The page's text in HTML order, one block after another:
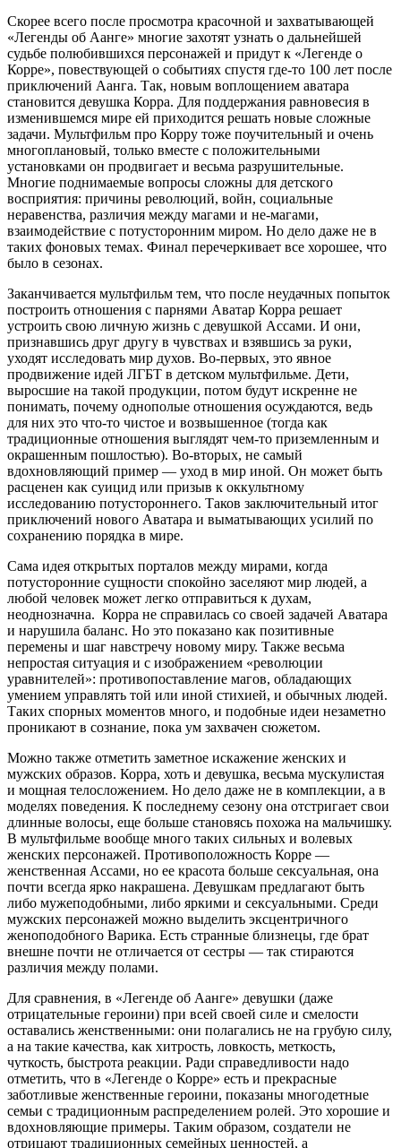
Скорее всего после просмотра красочной и захватывающей
«Легенды об Аанге» многие захотят узнать о дальнейшей
судьбе полюбившихся персонажей и придут к «Легенде о
Корре», повествующей о событиях спустя где-то 100 лет после
приключений Аанга. Так, новым воплощением аватара
становится девушка Корра. Для поддержания равновесия в
изменившемся мире ей приходится решать новые сложные
задачи. Мультфильм про Корру тоже поучительный и очень
многоплановый, только вместе с положительными
установками он продвигает и весьма разрушительные.
Многие поднимаемые вопросы сложны для детского
восприятия: причины революций, войн, социальные
неравенства, различия между магами и не-магами,
взаимодействие с потусторонним миром. Но дело даже не в
таких фоновых темах. Финал перечеркивает все хорошее, что
было в сезонах.
Заканчивается мультфильм тем, что после неудачных попыток
построить отношения с парнями Аватар Корра решает
устроить свою личную жизнь с девушкой Ассами. И они,
признавшись друг другу в чувствах и взявшись за руки,
уходят исследовать мир духов. Во-первых, это явное
продвижение идей ЛГБТ в детском мультфильме. Дети,
выросшие на такой продукции, потом будут искренне не
понимать, почему однополые отношения осуждаются, ведь
для них это что-то чистое и возвышенное (тогда как
традиционные отношения выглядят чем-то приземленным и
окрашенным пошлостью). Во-вторых, не самый
вдохновляющий пример — уход в мир иной. Он может быть
расценен как суицид или призыв к оккультному
исследованию потустороннего. Таков заключительный итог
приключений нового Аватара и выматывающих усилий по
сохранению порядка в мире.
Сама идея открытых порталов между мирами, когда
потусторонние сущности спокойно заселяют мир людей, а
любой человек может легко отправиться к духам,
неоднозначна. Корра не справилась со своей задачей Аватара
и нарушила баланс. Но это показано как позитивные
перемены и шаг навстречу новому миру. Также весьма
непростая ситуация и с изображением «революции
уравнителей»: противопоставление магов, обладающих
умением управлять той или иной стихией, и обычных людей.
Таких спорных моментов много, и подобные идеи незаметно
проникают в сознание, пока ум захвачен сюжетом.
Можно также отметить заметное искажение женских и
мужских образов. Корра, хоть и девушка, весьма мускулистая
и мощная телосложением. Но дело даже не в комплекции, а в
моделях поведения. К последнему сезону она отстригает свои
длинные волосы, еще больше становясь похожа на мальчишку.
В мультфильме вообще много таких сильных и волевых
женских персонажей. Противоположность Корре —
женственная Ассами, но ее красота больше сексуальная, она
почти всегда ярко накрашена. Девушкам предлагают быть
либо мужеподобными, либо яркими и сексуальными. Среди
мужских персонажей можно выделить эксцентричного
женоподобного Варика. Есть странные близнецы, где брат
внешне почти не отличается от сестры — так стираются
различия между полами.
Для сравнения, в «Легенде об Аанге» девушки (даже
отрицательные героини) при всей своей силе и смелости
оставались женственными: они полагались не на грубую силу,
а на такие качества, как хитрость, ловкость, меткость,
чуткость, быстрота реакции. Ради справедливости надо
отметить, что в «Легенде о Корре» есть и прекрасные
заботливые женственные героини, показаны многодетные
семьи с традиционным распределением ролей. Это хорошие и
вдохновляющие примеры. Таким образом, создатели не
отрицают традиционных семейных ценностей, а